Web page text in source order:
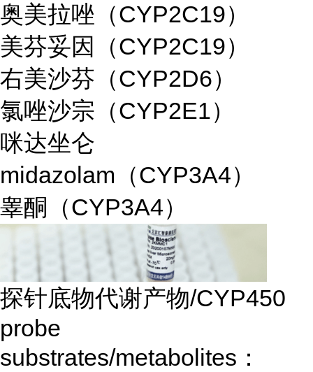
奥美拉唑（CYP2C19）
美芬妥因（CYP2C19）
右美沙芬（CYP2D6）
氯唑沙宗（CYP2E1）
咪达坐仑
midazolam（CYP3A4）
睾酮（CYP3A4）
探针底物代谢产物/CYP450
probe
substrates/metabolites：